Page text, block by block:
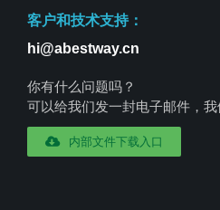
客户和技术支持：
hi@abestway.cn
你有什么问题吗？
可以给我们发一封电子邮件，我
内部文件下载入口